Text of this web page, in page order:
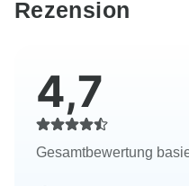
Rezension
4,7
Gesamtbewertung